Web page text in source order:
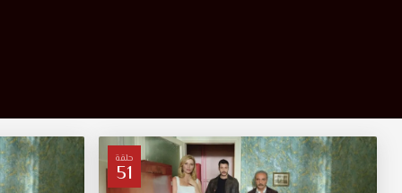
قصة
عشق
مشاهدة
وتحميل
باكثر
من
حلقة
51